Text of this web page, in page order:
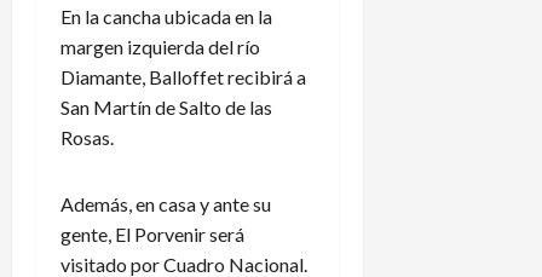
En la cancha ubicada en la
margen izquierda del río
Diamante, Balloffet recibirá a
San Martín de Salto de las
Rosas.
Además, en casa y ante su
gente, El Porvenir será
visitado por Cuadro Nacional.